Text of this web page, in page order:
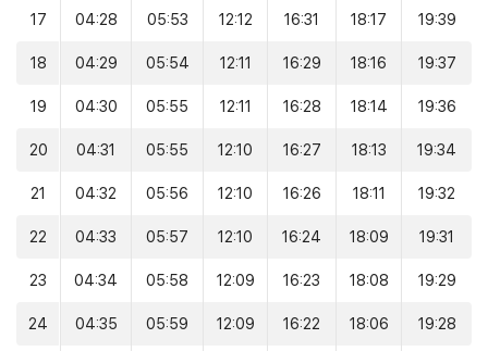
17 04:28 05:53 12:12 16:31 18:17 19:39
18 04:29 05:54 12:11 16:29 18:16 19:37
19 04:30 05:55 12:11 16:28 18:14 19:36
20 04:31 05:55 12:10 16:27 18:13 19:34
21 04:32 05:56 12:10 16:26 18:11 19:32
22 04:33 05:57 12:10 16:24 18:09 19:31
23 04:34 05:58 12:09 16:23 18:08 19:29
24 04:35 05:59 12:09 16:22 18:06 19:28